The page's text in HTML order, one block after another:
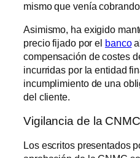
mismo que venía
Asimismo, ha exigido
precio fijado por el banco
compensación de costes
incurridas por la entidad
incumplimiento de una
del cliente.
Vigilancia de la CNMC
Los escritos presentados